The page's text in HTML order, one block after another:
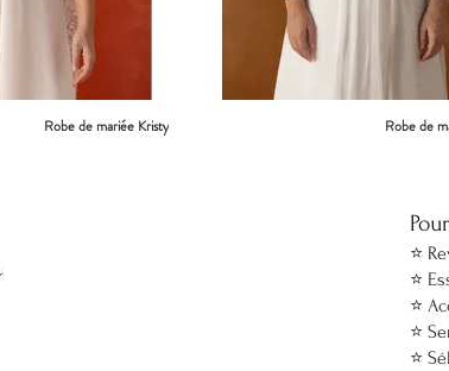
Robe de mariée Kristy Robe de
⭐
⭐
⭐
⭐
⭐